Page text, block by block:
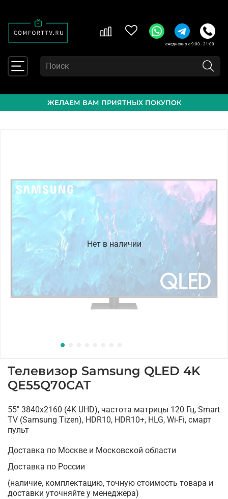
ежедневно с 9:00 - 21:00
ЖЕЛАЕМ ВАМ ПРИЯТНЫХ ПОКУПОК
Нет в наличии
Телевизор Samsung QLED 4K
QE55Q70CAT
55" 3840x2160 (4K UHD), частота матрицы 120 Гц, Smart
TV (Samsung Tizen), HDR10, HDR10+, HLG, Wi-Fi, смарт
пульт
Доставка по Москве и Московской области
Доставка по России
(наличие, комплектацию, точную стоимость товара и
доставки уточняйте у менеджера)